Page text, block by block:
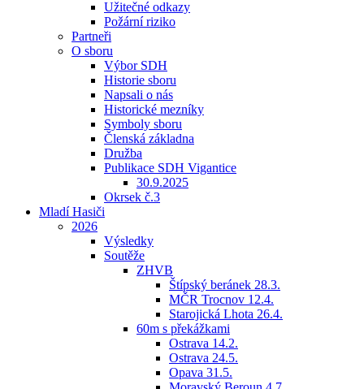
Užitečné odkazy
Požární riziko
Partneři
O sboru
Výbor SDH
Historie sboru
Napsali o nás
Historické mezníky
Symboly sboru
Členská základna
Družba
Publikace SDH Vigantice
30.9.2025
Okrsek č.3
Mladí Hasiči
2026
Výsledky
Soutěže
ZHVB
Štípský beránek 28.3.
MČR Trocnov 12.4.
Starojická Lhota 26.4.
60m s překážkami
Ostrava 14.2.
Ostrava 24.5.
Opava 31.5.